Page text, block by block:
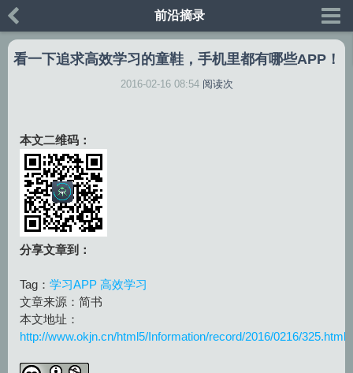
前沿摘录
看一下追求高效学习的童鞋，手机里都有哪些APP！
2016-02-16 08:54 阅读次
本文二维码：
分享文章到：
Tag： 学习APP 高效学习
文章来源：简书
本文地址：
http://www.okjn.cn/html5/Information/record/2016/0216/325.html